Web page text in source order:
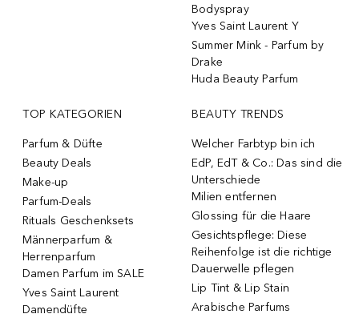
Bodyspray
Yves Saint Laurent Y
Summer Mink - Parfum by
Drake
Huda Beauty Parfum
TOP KATEGORIEN
Parfum & Düfte
Beauty Deals
Make-up
Parfum-Deals
Rituals Geschenksets
Männerparfum &
Herrenparfum
Damen Parfum im SALE
Yves Saint Laurent
Damendüfte
BEAUTY TRENDS
Welcher Farbtyp bin ich
EdP, EdT & Co.: Das sind die
Unterschiede
Milien entfernen
Glossing für die Haare
Gesichtspflege: Diese
Reihenfolge ist die richtige
Dauerwelle pflegen
Lip Tint & Lip Stain
Arabische Parfums